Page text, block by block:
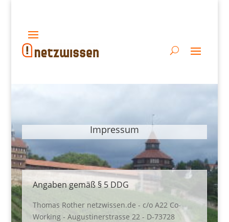
Impressum
Angaben gemäß § 5 DDG
Thomas Rother netzwissen.de - c/o A22 Co-
Working - Augustinerstrasse 22 - D-73728